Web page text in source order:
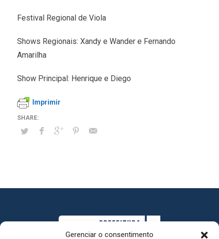
Gerenciar o consentimento
Festival Regional de Viola
Shows Regionais: Xandy e Wander e Fernando
Amarilha
Show Principal: Henrique e Diego
Imprimir